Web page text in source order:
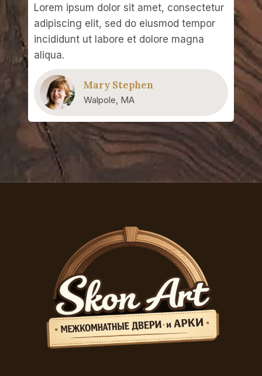
Lorem ipsum dolor sit amet, consectetur
adipiscing elit, sed do eiusmod tempor
incididunt ut labore et dolore magna
aliqua.
Mary Stephen
Walpole, MA